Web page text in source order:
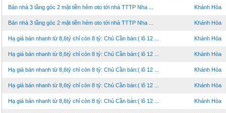
Bán nhà 3 tầng góc 2 mặt tiền hẻm oto tới nhà TTTP Nha ... Khánh Hòa
Bán nhà 3 tầng góc 2 mặt tiền hẻm oto tới nhà TTTP Nha ... Khánh Hòa
Hạ giá bán nhanh từ 8,6tỷ chỉ còn 8 tỷ: Chủ Cần bán:( lô 12 ... Khánh Hòa
Hạ giá bán nhanh từ 8,6tỷ chỉ còn 8 tỷ: Chủ Cần bán:( lô 12 ... Khánh Hòa
Hạ giá bán nhanh từ 8,6tỷ chỉ còn 8 tỷ: Chủ Cần bán:( lô 12 ... Khánh Hòa
Hạ giá bán nhanh từ 8,6tỷ chỉ còn 8 tỷ: Chủ Cần bán:( lô 12 ... Khánh Hòa
Hạ giá bán nhanh từ 8,6tỷ chỉ còn 8 tỷ: Chủ Cần bán:( lô 12 ... Khánh Hòa